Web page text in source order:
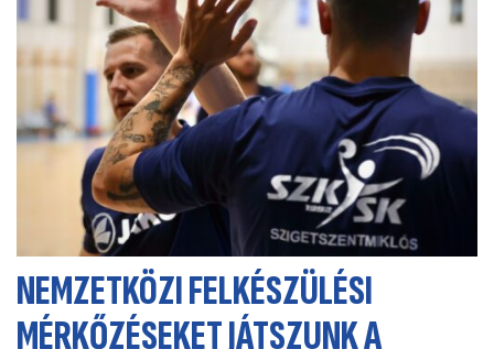
NEMZETKÖZI FELKÉSZÜLÉSI
MÉRKŐZÉSEKET JÁTSZUNK A